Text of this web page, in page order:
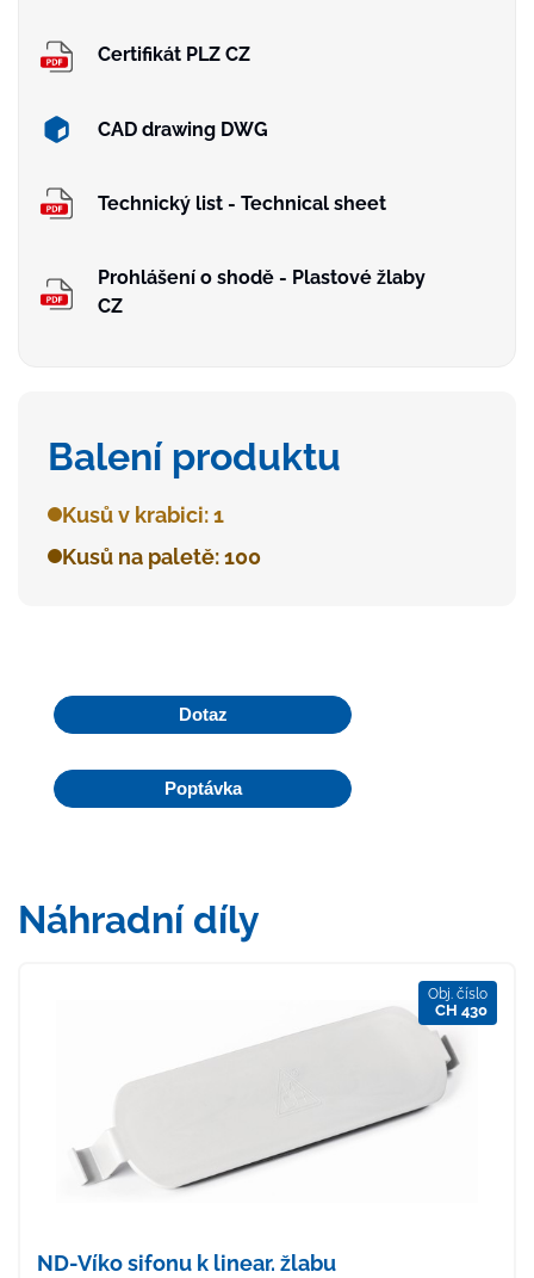
Certifikát PLZ CZ
CAD drawing DWG
Technický list - Technical sheet
Prohlášení o shodě - Plastové žlaby
CZ
Balení produktu
Kusů v krabici: 1
Kusů na paletě: 100
Dotaz
Poptávka
Náhradní díly
Obj. číslo
CH 430
ND-Víko sifonu k linear. žlabu